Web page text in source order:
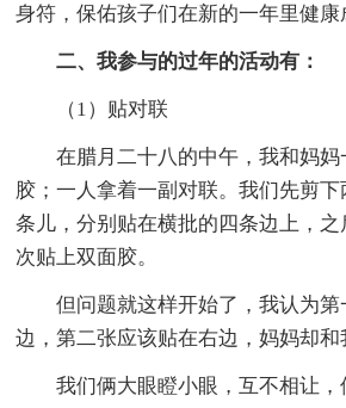
身符，保佑孩子们在新的一年里健康
二、我参与的过年的活动有：
（1）贴对联
在腊月二十八的中午，我和妈
胶；一人拿着一副对联。我们先剪
条儿，分别贴在横批的四条边上，
次贴上双面胶。
但问题就这样开始了，我认为
边，第二张应该贴在右边，妈妈却和
我们俩大眼瞪小眼，互不相让，